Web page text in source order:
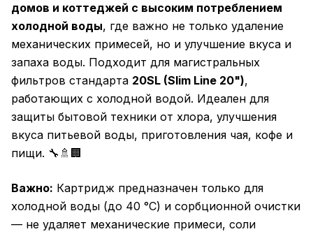
домов и коттеджей с высоким потреблением
холодной воды, где важно не только удаление
механических примесей, но и улучшение вкуса и
запаха воды. Подходит для магистральных
фильтров стандарта 20SL (Slim Line 20"),
работающих с холодной водой. Идеален для
защиты бытовой техники от хлора, улучшения
вкуса питьевой воды, приготовления чая, кофе и
пищи. 🔧🚿🏢
Важно: Картридж предназначен только для
холодной воды (до 40 °C) и сорбционной очистки
— не удаляет механические примеси, соли